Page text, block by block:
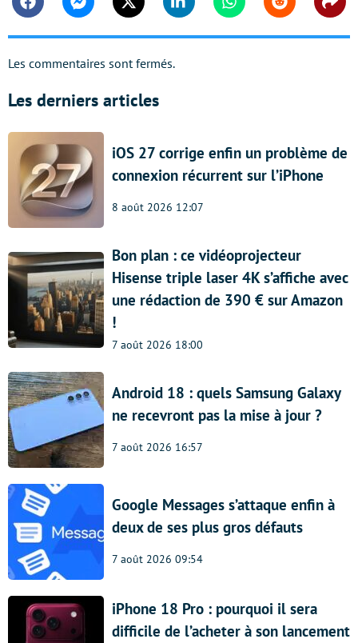
FacebookMessengerTwitter Linkedin WhatsappReddit
Les commentaires sont fermés.
Les derniers articles
iOS 27 corrige enfin un problème de
connexion récurrent sur l’iPhone
8 août 2026 12:07
Bon plan : ce vidéoprojecteur
Hisense triple laser 4K s’affiche avec
une rédaction de 390 € sur Amazon
!
7 août 2026 18:00
Android 18 : quels Samsung Galaxy
ne recevront pas la mise à jour ?
7 août 2026 16:57
Google Messages s’attaque enfin à
deux de ses plus gros défauts
7 août 2026 09:54
iPhone 18 Pro : pourquoi il sera
difficile de l’acheter à son lancement